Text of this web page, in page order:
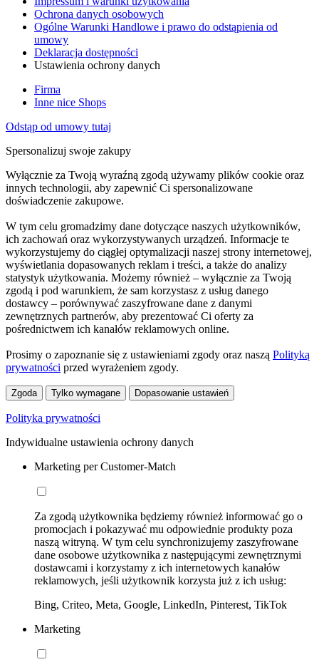
Ochrona danych osobowych
Ogólne Warunki Handlowe i prawo do odstąpienia od
umowy
Deklaracja dostępności
Ustawienia ochrony danych
Firma
Inne nice Shops
Odstąp od umowy tutaj
Spersonalizuj swoje zakupy
Wyłącznie za Twoją wyraźną zgodą używamy plików cookie oraz
innych technologii, aby zapewnić Ci spersonalizowane
doświadczenie zakupowe.
W tym celu gromadzimy dane dotyczące naszych użytkowników,
ich zachowań oraz wykorzystywanych urządzeń. Informacje te
wykorzystujemy do ciągłej optymalizacji naszej strony internetowej,
wyświetlania dopasowanych reklam i treści, a także do analizy
statystyk użytkowania. Możemy również – wyłącznie za Twoją
zgodą i pod warunkiem, że sam korzystasz z usług danego
dostawcy – porównywać zaszyfrowane dane z danymi
zewnętrznych partnerów, aby prezentować Ci oferty za
pośrednictwem ich kanałów reklamowych online.
Prosimy o zapoznanie się z ustawieniami zgody oraz naszą Polityką
prywatności przed wyrażeniem zgody.
Zgoda Tylko wymagane Dopasowanie ustawień
Polityka prywatności
Indywidualne ustawienia ochrony danych
Marketing per Customer-Match
Za zgodą użytkownika będziemy również informować go o
promocjach i pokazywać mu odpowiednie produkty poza
naszą witryną. W tym celu synchronizujemy zaszyfrowane
dane osobowe użytkownika z następującymi zewnętrznymi
dostawcami i korzystamy z ich internetowych kanałów
reklamowych, jeśli użytkownik korzysta już z ich usług:
Bing, Criteo, Meta, Google, LinkedIn, Pinterest, TikTok
Marketing